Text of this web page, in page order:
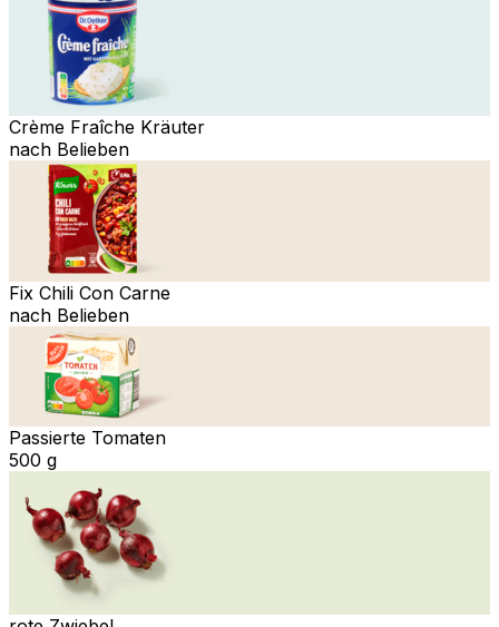
Crème Fraîche Kräuter
nach Belieben
Fix Chili Con Carne
nach Belieben
Passierte Tomaten
500 g